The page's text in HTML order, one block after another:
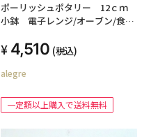
ポーリッシュポタリー 12ｃｍ
小鉢 電子レンジ/オーブン/食洗
4,510 (税込)
alegre
一定額以上購入で送料無料